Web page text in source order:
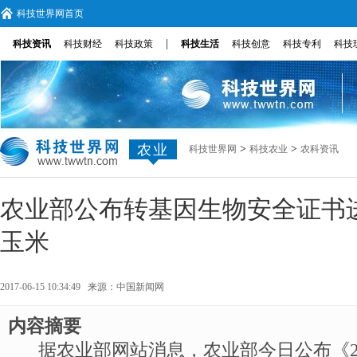
科技世界网首页
科技资讯 科技财经 科技政策 科技生活 科技创意 科技专利 科技
农业 科技世界网 > 科技农业 > 农科资讯
农业部公布转基因生物安全证书
玉米
2017-06-15 10:34:49 来源： 中国新闻网
内容摘要
据农业部网站消息，农业部今日公布《